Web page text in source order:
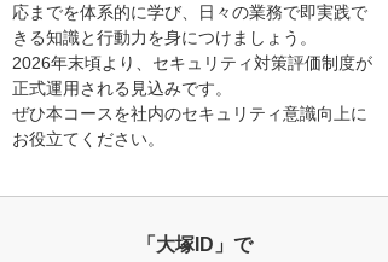
応までを体系的に学び、日々の業務で即実践で
きる知識と行動力を身につけましょう。
2026年末頃より、セキュリティ対策評価制度が
正式運用される見込みです。
ぜひ本コースを社内のセキュリティ意識向上に
お役立てください。
「大塚ID」で